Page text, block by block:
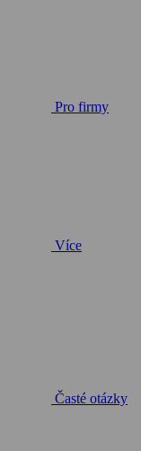
Pro firmy
Více
Časté otázky